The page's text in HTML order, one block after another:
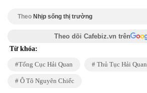
Theo Nhịp sống thị trường
Theo dõi Cafebiz.vn trên
Từ khóa:
Tổng Cục Hải Quan Thủ Tục Hải Quan
Ô Tô Nguyên Chiếc